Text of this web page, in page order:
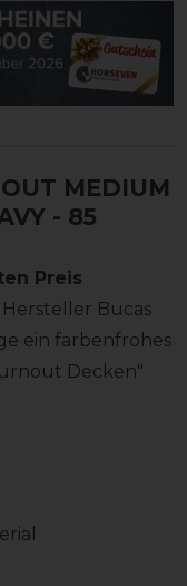
MEDIUM
- 85
Preis
Bucas
ein farbenfrohes
Decken"